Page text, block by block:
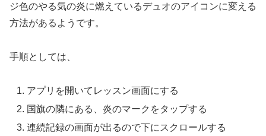
ジ色のやる気の炎に燃えているデュオのアイコンに変える
方法があるようです。
手順としては、
アプリを開いてレッスン画面にする
国旗の隣にある、炎のマークをタップする
連続記録の画面が出るので下にスクロールする